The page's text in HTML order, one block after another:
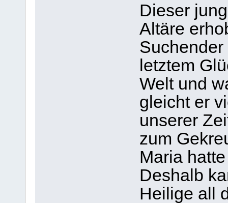
Dieser
Altäre
letztem
Welt und
gleicht er
unserer
zum
Maria
Deshalb
Heilige all